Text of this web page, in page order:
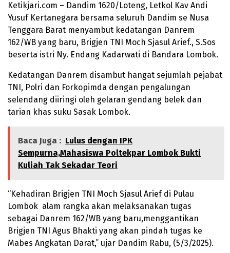
Ketikjari.com – Dandim 1620/Loteng, Letkol Kav Andi
Yusuf Kertanegara bersama seluruh Dandim se Nusa
Tenggara Barat menyambut kedatangan Danrem
162/WB yang baru, Brigjen TNI Moch Sjasul Arief., S.Sos
beserta istri Ny. Endang Kadarwati di Bandara Lombok.
Kedatangan Danrem disambut hangat sejumlah pejabat
TNI, Polri dan Forkopimda dengan pengalungan
selendang diiringi oleh gelaran gendang belek dan
tarian khas suku Sasak Lombok.
Baca Juga : Lulus dengan IPK
Sempurna,Mahasiswa Poltekpar Lombok Bukti
Kuliah Tak Sekadar Teori
“Kehadiran Brigjen TNI Moch Sjasul Arief di Pulau
Lombok alam rangka akan melaksanakan tugas
sebagai Danrem 162/WB yang baru,menggantikan
Brigjen TNI Agus Bhakti yang akan pindah tugas ke
Mabes Angkatan Darat,” ujar Dandim Rabu, (5/3/2025).